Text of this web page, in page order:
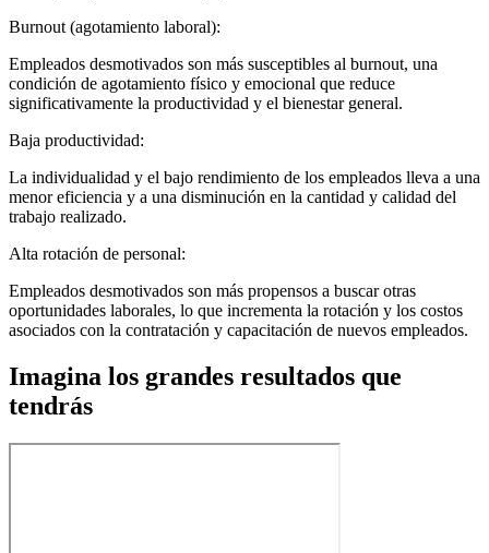
Burnout (agotamiento laboral):
Empleados desmotivados son más susceptibles al burnout, una
condición de agotamiento físico y emocional que reduce
significativamente la productividad y el bienestar general.
Baja productividad:
La individualidad y el bajo rendimiento de los empleados lleva a una
menor eficiencia y a una disminución en la cantidad y calidad del
trabajo realizado.
Alta rotación de personal:
Empleados desmotivados son más propensos a buscar otras
oportunidades laborales, lo que incrementa la rotación y los costos
asociados con la contratación y capacitación de nuevos empleados.
Imagina los grandes resultados que
tendrás